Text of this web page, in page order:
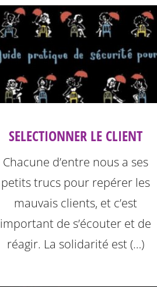
SELECTIONNER LE CLIENT
Chacune d’entre nous a ses
petits trucs pour repérer les
mauvais clients, et c’est
important de s’écouter et de
réagir. La solidarité est (…)